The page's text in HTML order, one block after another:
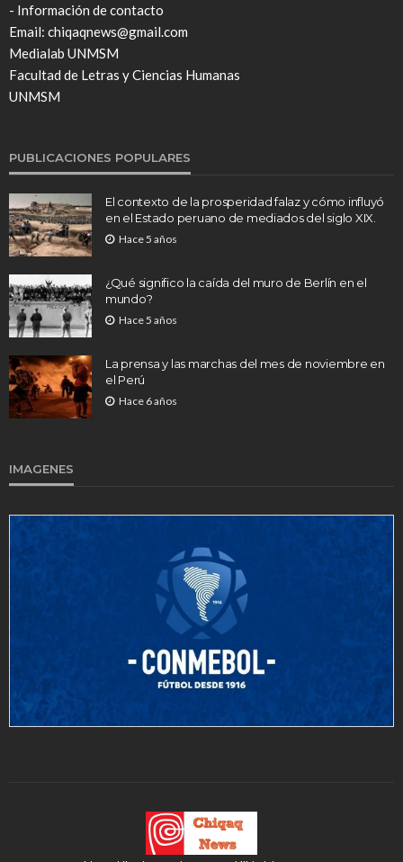
- Información de contacto
Email: chiqaqnews@gmail.com
Medialab UNMSM
Facultad de Letras y Ciencias Humanas
UNMSM
PUBLICACIONES POPULARES
El contexto de la prosperidad falaz y cómo influyó
en el Estado peruano de mediados del siglo XIX.
Hace 5 años
¿Qué significo la caída del muro de Berlín en el
mundo?
Hace 5 años
La prensa y las marchas del mes de noviembre en
el Perú
Hace 6 años
IMAGENES